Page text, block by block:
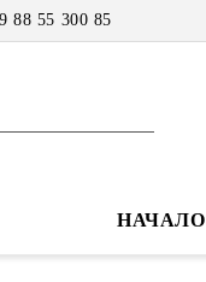
88 55 300 85
НАЧАЛО